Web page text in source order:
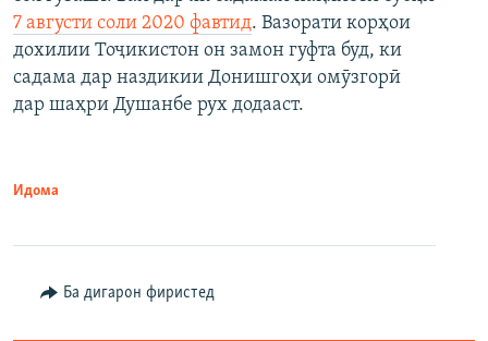
7 августи соли 2020 фавтид. Вазорати корҳои
дохилии Тоҷикистон он замон гуфта буд, ки
садама дар наздикии Донишгоҳи омӯзгорӣ
дар шаҳри Душанбе рух додааст.
Идома
Ба дигарон фиристед